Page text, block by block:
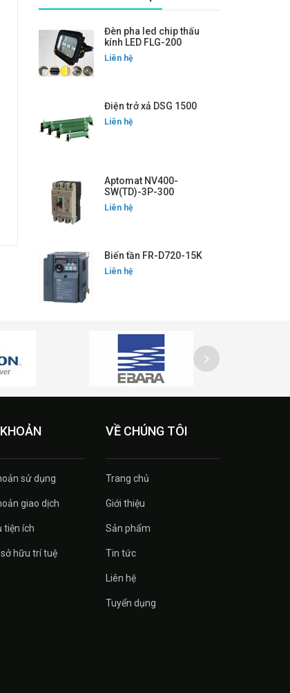
Đèn pha led chip thấu
kính LED FLG-200
Liên hệ
Điện trở xả DSG 1500
Liên hệ
Aptomat NV400-
SW(TD)-3P-300
Liên hệ
Biến tần FR-D720-15K
Liên hệ
sử dụng
giao dịch
tiện ích
hữu trí tuệ
VỀ CHÚNG TÔI
Trang chủ
Giới thiệu
Sản phẩm
Tin tức
Liên hệ
Tuyển dụng